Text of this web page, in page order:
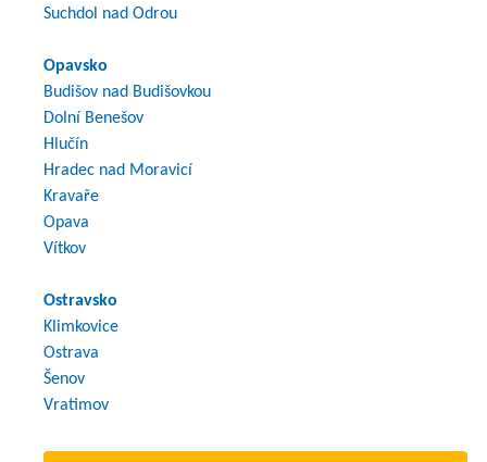
Suchdol nad Odrou
Opavsko
Budišov nad Budišovkou
Dolní Benešov
Hlučín
Hradec nad Moravicí
Kravaře
Opava
Vítkov
Ostravsko
Klimkovice
Ostrava
Šenov
Vratimov